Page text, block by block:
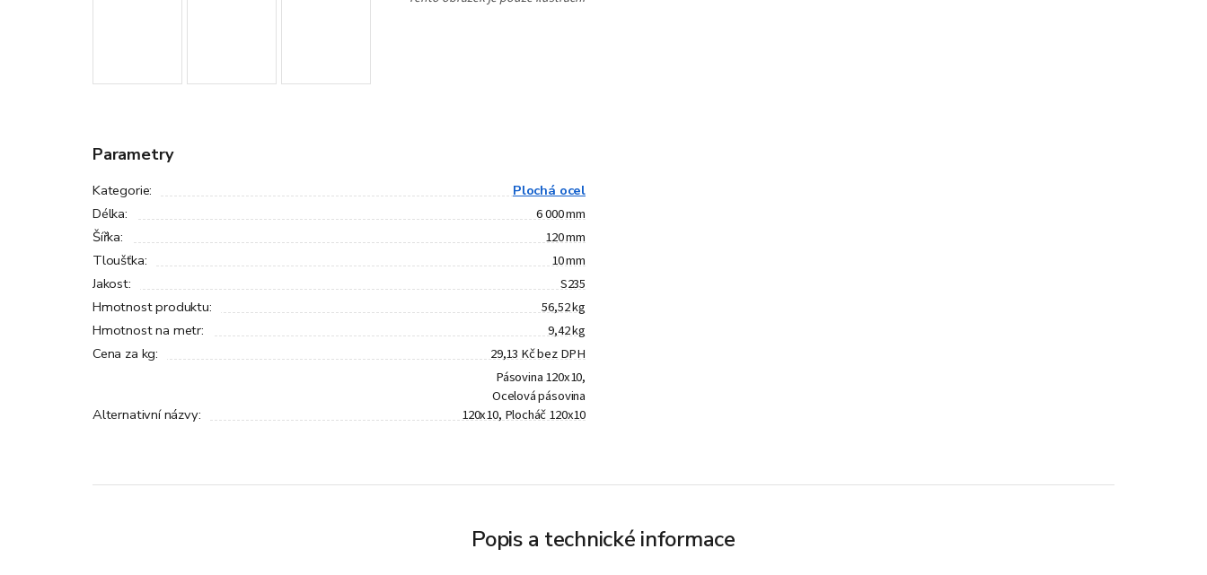
Parametry
Kategorie:
Plochá ocel
Délka: 6 000 mm
Šířka: 120 mm
Tloušťka: 10 mm
Jakost: S235
Hmotnost produktu: 56,52 kg
Hmotnost na metr: 9,42 kg
Cena za kg: 29,13 Kč bez DPH
Alternativní názvy:
Pásovina 120x10,
Ocelová pásovina
120x10, Plocháč 120x10
Popis a technické informace